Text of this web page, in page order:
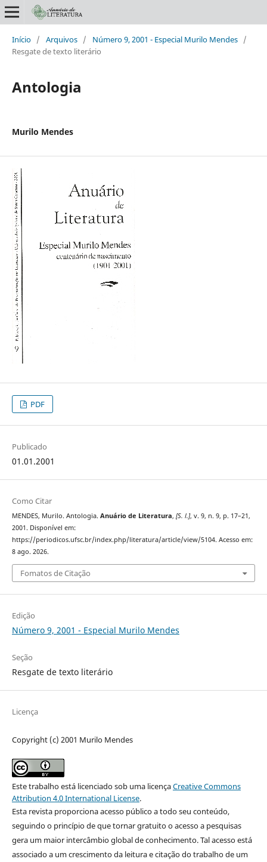
Início / Arquivos / Número 9, 2001 - Especial Murilo Mendes /
Resgate de texto literário
Antologia
Murilo Mendes
PDF
Publicado
01.01.2001
Como Citar
MENDES, Murilo. Antologia. Anuário de Literatura, [S. l.], v. 9, n. 9, p. 17–21,
2001. Disponível em:
https://periodicos.ufsc.br/index.php/literatura/article/view/5104. Acesso em:
8 ago. 2026.
Fomatos de Citação
Edição
Número 9, 2001 - Especial Murilo Mendes
Seção
Resgate de texto literário
Licença
Copyright (c) 2001 Murilo Mendes
Este trabalho está licenciado sob uma licençaCreative Commons
Attribution 4.0 International License.
Esta revista proporciona acesso público a todo seu conteúdo,
seguindo o princípio de que tornar gratuito o acesso a pesquisas
gera um maior intercâmbio global de conhecimento. Tal acesso está
associado a um crescimento da leitura e citação do trabalho de um